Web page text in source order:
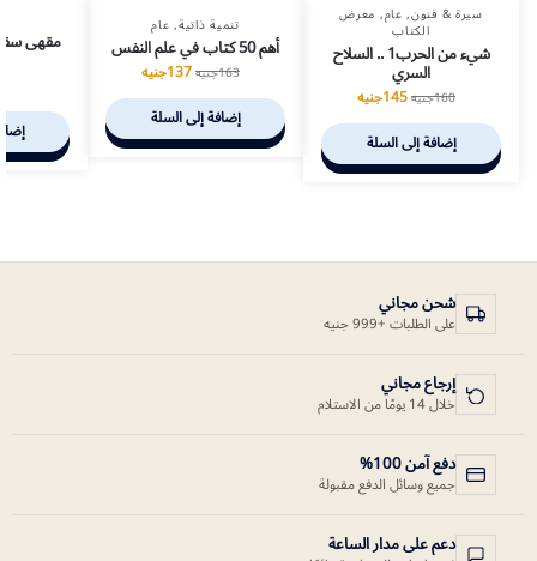
سيرة & فنون,عام, معرض
الكتاب
شيء من الحرب1 .. السلاح
السري
160جنيه145جنيه
إضافة إلى السلة
تنمية ذاتية,عام
أهم 50 كتاب في علم النفس
163جنيه137جنيه
إضافة إلى السلة
مقهى
شحن مجاني
على الطلبات +999 جنيه
إرجاع مجاني
خلال 14 يومًا من الاستلام
دفع آمن 100%
جميع وسائل الدفع مقبولة
دعم على مدار الساعة